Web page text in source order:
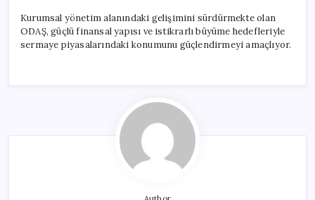
Kurumsal yönetim alanındaki gelişimini sürdürmekte olan
ODAŞ, güçlü finansal yapısı ve istikrarlı büyüme hedefleriyle
sermaye piyasalarındaki konumunu güçlendirmeyi amaçlıyor.